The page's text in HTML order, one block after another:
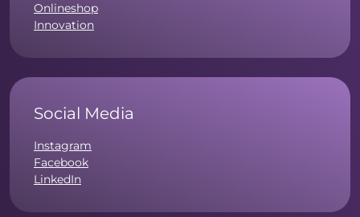
Onlineshop
Innovation
Social Media
Instagram
Facebook
LinkedIn